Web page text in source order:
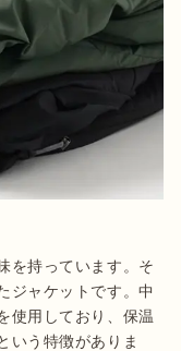
を持っています。そ
ジャケットです。中
使用しており、保温
いう特徴がありま